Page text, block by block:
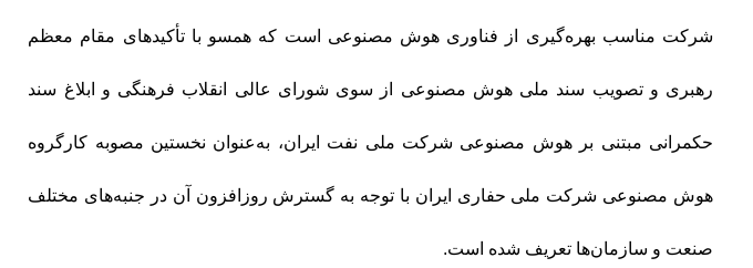
شرکت مناسب بهره‌گیری از فناوری هوش مصنوعی است که همسو با تأکیدهای مقام معظم
رهبری و تصویب سند ملی هوش مصنوعی از سوی شورای عالی انقلاب فرهنگی و ابلاغ سند
حکمرانی مبتنی بر هوش مصنوعی شرکت ملی نفت ایران، به‌عنوان نخستین مصوبه کارگروه
هوش مصنوعی شرکت ملی حفاری ایران با توجه به گسترش روزافزون آن در جنبه‌های مختلف
صنعت و سازمان‌ها تعریف شده است.